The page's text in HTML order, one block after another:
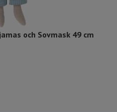
och Sovmask 49 cm